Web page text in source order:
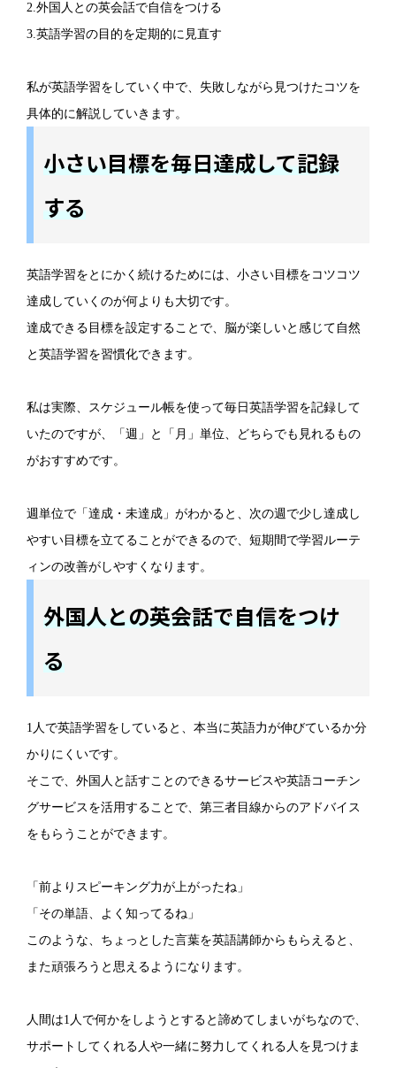
2.外国人との英会話で自信をつける
3.英語学習の目的を定期的に見直す
私が英語学習をしていく中で、失敗しながら見つけたコツを
具体的に解説していきます。
小さい目標を毎日達成して記録
する
英語学習をとにかく続けるためには、小さい目標をコツコツ
達成していくのが何よりも大切です。
達成できる目標を設定することで、脳が楽しいと感じて自然
と英語学習を習慣化できます。
私は実際、スケジュール帳を使って毎日英語学習を記録して
いたのですが、「週」と「月」単位、どちらでも見れるもの
がおすすめです。
週単位で「達成・未達成」がわかると、次の週で少し達成し
やすい目標を立てることができるので、短期間で学習ルーテ
ィンの改善がしやすくなります。
外国人との英会話で自信をつけ
る
1人で英語学習をしていると、本当に英語力が伸びているか分
かりにくいです。
そこで、外国人と話すことのできるサービスや英語コーチン
グサービスを活用することで、第三者目線からのアドバイス
をもらうことができます。
「前よりスピーキング力が上がったね」
「その単語、よく知ってるね」
このような、ちょっとした言葉を英語講師からもらえると、
また頑張ろうと思えるようになります。
人間は1人で何かをしようとすると諦めてしまいがちなので、
サポートしてくれる人や一緒に努力してくれる人を見つけま